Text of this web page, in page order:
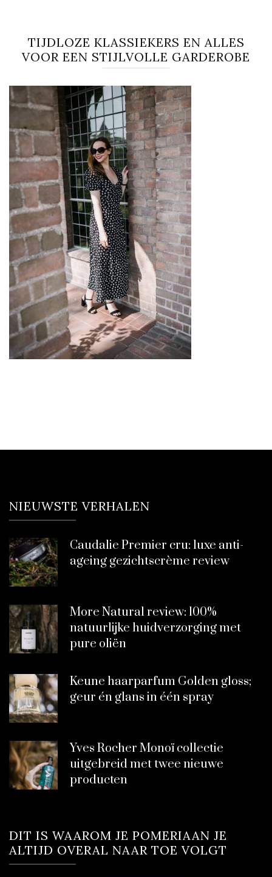
TIJDLOZE KLASSIEKERS EN ALLES
VOOR EEN STIJLVOLLE GARDEROBE
NIEUWSTE VERHALEN
Caudalie Premier cru: luxe anti-
ageing gezichtscrème review
More Natural review: 100%
natuurlijke huidverzorging met
pure oliën
Keune haarparfum Golden gloss;
geur én glans in één spray
Yves Rocher Monoï collectie
uitgebreid met twee nieuwe
producten
DIT IS WAAROM JE POMERIAAN JE
ALTIJD OVERAL NAAR TOE VOLGT